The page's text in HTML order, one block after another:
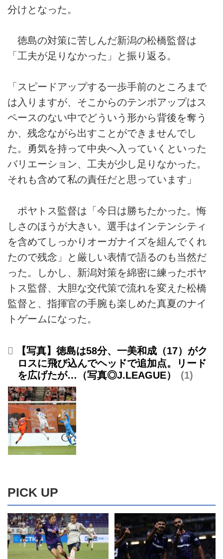
分けとなった。
徳島の対策に苦しんだ新潟の松橋監督は
「工夫が足りなかった」と振り返る。
「スピードアップする一歩手前のところまで
は入りますが、そこからのテンポアップはス
ペースのない中でどういう形から背後を奪う
か、残念ながら出すことができませんでし
た。勇気を持って中央へ入っていくといった
バリエーション、工夫が少し足りなかった。
それも含めて私の責任だと思っています」
ポヤトス監督は「今日は勝ちたかった。悔
しさのほうが大きい。選手はインテンシティ
を含めてしっかりオーガナイズを組んでくれ
たので残念」と厳しい表情で語るのも当然だ
った。しかし、新潟対策を綿密に練ったポヤ
トス監督、大胆な交代策で流れを変えた松橋
監督と、指揮官の手腕も楽しめた真夏のナイ
トゲームになった。
【写真】徳島は58分、一美和成（17）がク
ロスに飛び込んでヘッドで追加点。リード
を広げたが…（写真◎J.LEAGUE）
1
PICK UP